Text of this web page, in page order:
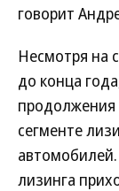
говорит
Несмотря на
до конца
продолжения
сегменте
лизинга